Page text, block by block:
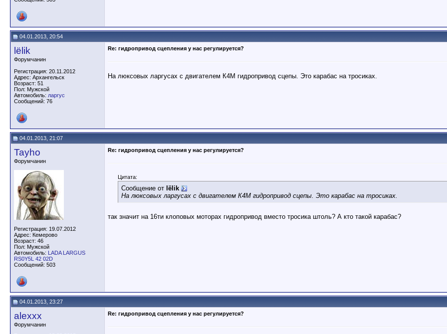
04.01.2013, 20:54
lёlik
Форумчанин
Регистрация: 20.11.2012
Адрес: Архангельск
Возраст: 51
Пол: Мужской
Автомобиль: ларгус
Сообщений: 76
Re: гидропривод сцепления у нас регулируется?
На люксовых ларгусах с двигателем К4М гидропривод сцепы. Это карабас на тросиках.
04.01.2013, 21:07
Tayho
Форумчанин
Регистрация: 19.07.2012
Адрес: Кемерово
Возраст: 46
Пол: Мужской
Автомобиль: LADA LARGUS
RS0Y5L 42 02D
Сообщений: 503
Re: гидропривод сцепления у нас регулируется?
Цитата:
Сообщение от lёlik
На люксовых ларгусах с двигателем К4М гидропривод сцепы. Это карабас на тросиках.
так значит на 16ти клоповых моторах гидропривод вместо тросика штоль? А кто такой карабас?
04.01.2013, 23:27
alexxx
Форумчанин
Re: гидропривод сцепления у нас регулируется?